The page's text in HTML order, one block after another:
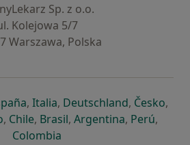
Sp. z o.o.
Kolejowa 5/7
Warszawa, Polska
záložce
v nové záložce
se otevře v nové záložce
, Italiase otevře v nové záložce
, Deutschlandse otevře v
, Českose
,
v nové záložce
se otevře v nové záložce
, Chilese otevře v nové záložce
, Brasilse otevře v nové
, Argentinase otevře v
, Perúse
,
Colombia